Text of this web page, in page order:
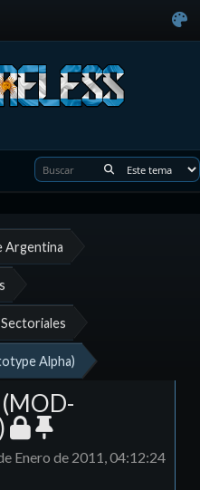
Argentina
Alpha)
Enero de 2011, 04:12:24